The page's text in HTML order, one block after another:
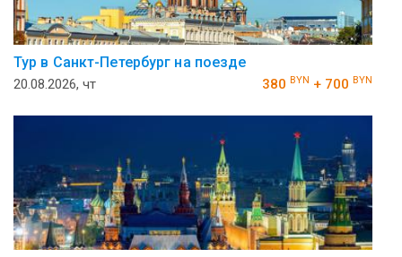
Тур в Санкт-Петербург на поезде
20.08.2026, чт 380 BYN + 700 BYN